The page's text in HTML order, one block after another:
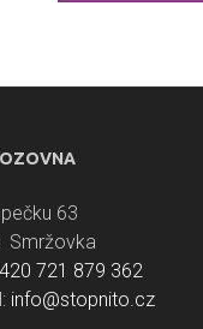
63
Smržovka
721 879 362
info@stopnito.cz